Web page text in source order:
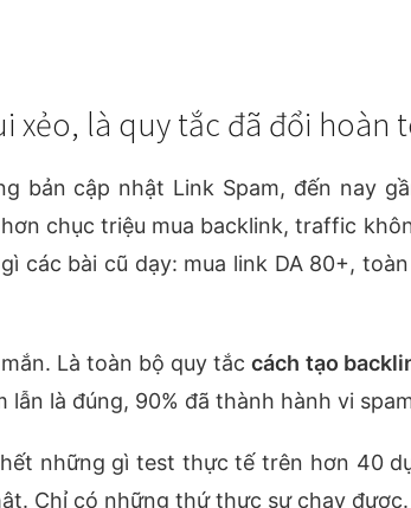
xẻo, là quy tắc đã đổi hoàn
bản cập nhật Link Spam, đến nay
chục triệu mua backlink, traffic
các bài cũ dạy: mua link DA 80+,
Là toàn bộ quy tắccách tạo
lẫn là đúng, 90% đã thành hành vi
những gì test thực tế trên hơn 40
Chỉ có những thứ thực sự chạy được.